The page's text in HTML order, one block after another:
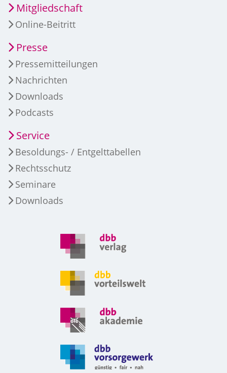
Mitgliedschaft
Online-Beitritt
Presse
Pressemitteilungen
Nachrichten
Downloads
Podcasts
Service
Besoldungs- / Entgelttabellen
Rechtsschutz
Seminare
Downloads